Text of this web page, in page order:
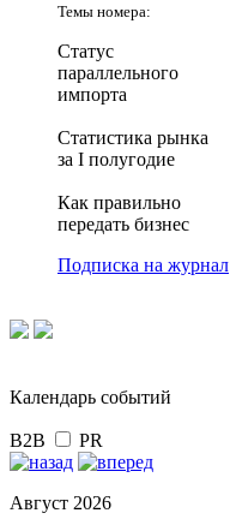
Темы номера:
Статус
параллельного
импорта
Статистика рынка
за I полугодие
Как правильно
передать бизнес
Подписка на журнал
Календарь событий
B2B PR
Август 2026